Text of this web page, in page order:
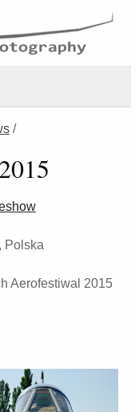
/
Polska
Aerofestiwal 2015